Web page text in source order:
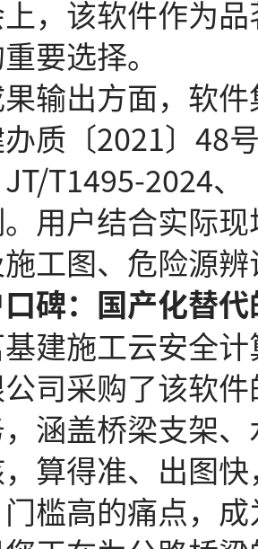
，该软件作为
要选择。
出方面，软件
质〔2021〕48
T1495-2024
用户结合实际
工图、危险源
：国产化替代
施工云安全计
司采购了该软
涵盖桥梁支架
算得准、出图
槛高的痛点，